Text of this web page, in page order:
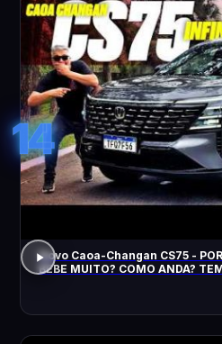
14
Novo Caoa-Changan CS75 -
BEBE MUITO? COMO ANDA?